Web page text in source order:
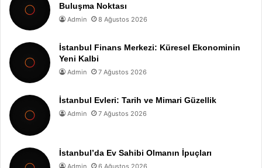
Buluşma Noktası
Admin 8 Ağustos 2026
İstanbul Finans Merkezi: Küresel Ekonominin
Yeni Kalbi
Admin 7 Ağustos 2026
İstanbul Evleri: Tarih ve Mimari Güzellik
Admin 7 Ağustos 2026
İstanbul’da Ev Sahibi Olmanın İpuçları
Admin 6 Ağustos 2026